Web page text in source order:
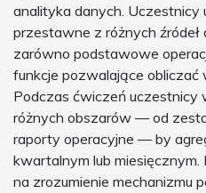
analityka danych. Uczestnicy
przestawne z różnych źródeł
zarówno podstawowe
funkcje pozwalające
Podczas ćwiczeń uczestnicy
różnych obszarów — od
raporty operacyjne — by
kwartalnym lub miesięcznym.
na zrozumienie mechanizmu